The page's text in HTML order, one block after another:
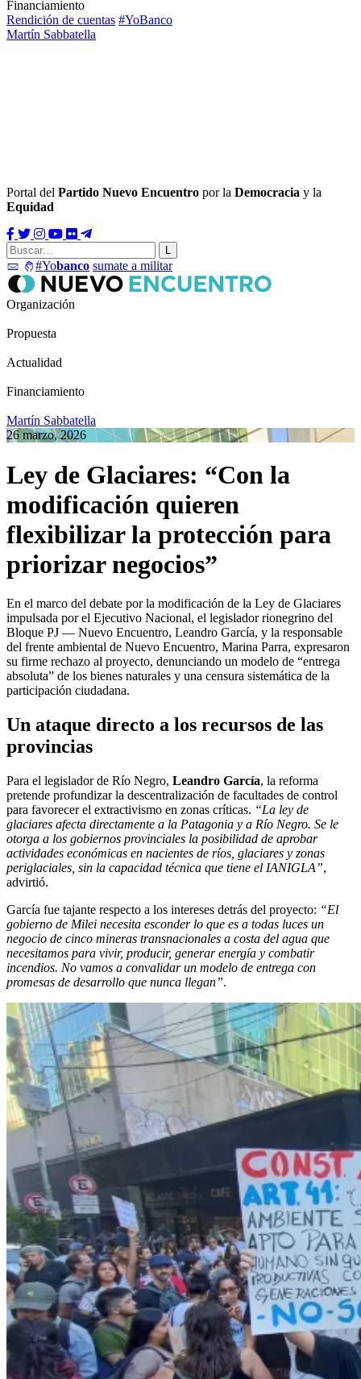
Financiamiento
Rendición de cuentas #YoBanco
Martín Sabbatella
Portal del Partido Nuevo Encuentro por la Democracia y la
Equidad
#Yobanco sumate a militar
Organización
Propuesta
Actualidad
Financiamiento
Martín Sabbatella
26 marzo, 2026
Ley de Glaciares: “Con la
modificación quieren
flexibilizar la protección para
priorizar negocios”
En el marco del debate por la modificación de la Ley de Glaciares
impulsada por el Ejecutivo Nacional, el legislador rionegrino del
Bloque PJ — Nuevo Encuentro, Leandro García, y la responsable
del frente ambiental de Nuevo Encuentro, Marina Parra, expresaron
su firme rechazo al proyecto, denunciando un modelo de “entrega
absoluta” de los bienes naturales y una censura sistemática de la
participación ciudadana.
Un ataque directo a los recursos de las
provincias
Para el legislador de Río Negro, Leandro García, la reforma
pretende profundizar la descentralización de facultades de control
para favorecer el extractivismo en zonas críticas. “La ley de
glaciares afecta directamente a la Patagonia y a Río Negro. Se le
otorga a los gobiernos provinciales la posibilidad de aprobar
actividades económicas en nacientes de ríos, glaciares y zonas
periglaciales, sin la capacidad técnica que tiene el IANIGLA”,
advirtió.
García fue tajante respecto a los intereses detrás del proyecto: “El
gobierno de Milei necesita esconder lo que es a todas luces un
negocio de cinco mineras transnacionales a costa del agua que
necesitamos para vivir, producir, generar energía y combatir
incendios. No vamos a convalidar un modelo de entrega con
promesas de desarrollo que nunca llegan”.